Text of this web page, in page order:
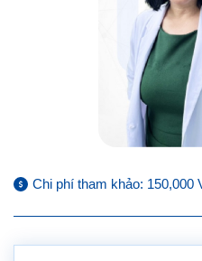
Chi phí tham khảo: 150,000